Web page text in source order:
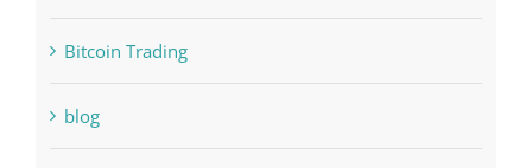
Bitcoin Trading
blog